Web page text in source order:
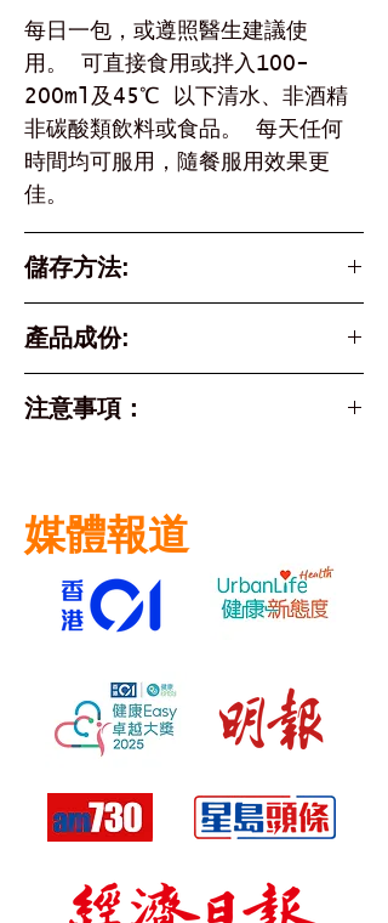
每日一包，或遵照醫生建議使
用。 可直接食用或拌入100-
200ml及45℃ 以下清水、非酒精
非碳酸類飲料或食品。 每天任何
時間均可服用，隨餐服用效果更
佳。
儲存方法:
產品成份:
果糖 FOS(益生元)、低聚果木糖
歧桿菌，2種雙歧桿菌，加氏乳桿
菌，鼠李糖乳桿菌，每包含有
100 億菌落數目）、維生素E(316
國際單位)
注意事項：
任何成份過敏，請先諮詢醫生意見
服用。
如正在服用抗生素，請最少相隔3
小時服用或先諮詢醫生意見服用。
媒體報道